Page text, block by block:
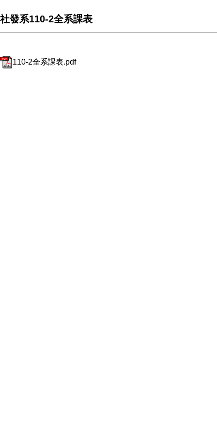
社發系110-2全系課表
110-2全系課表.pdf